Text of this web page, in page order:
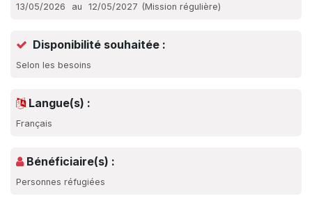
13/05/2026 au 12/05/2027 (Mission régulière)
Disponibilité souhaitée :
Selon les besoins
Langue(s) :
Français
Bénéficiaire(s) :
Personnes réfugiées